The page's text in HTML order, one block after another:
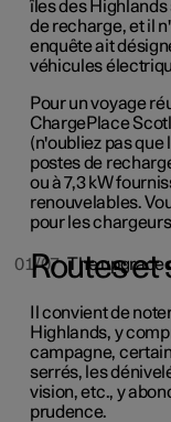
01/07 The
îles des
de recharge, et il
enquête ait
véhicules
Pour un voyage
ChargePlace
(n'oubliez pas
postes de
ou à 7,3 kW
renouvelables.
pour les
Routes et
Il convient de
Highlands, y
campagne,
serrés, les
vision, etc., y
prudence.